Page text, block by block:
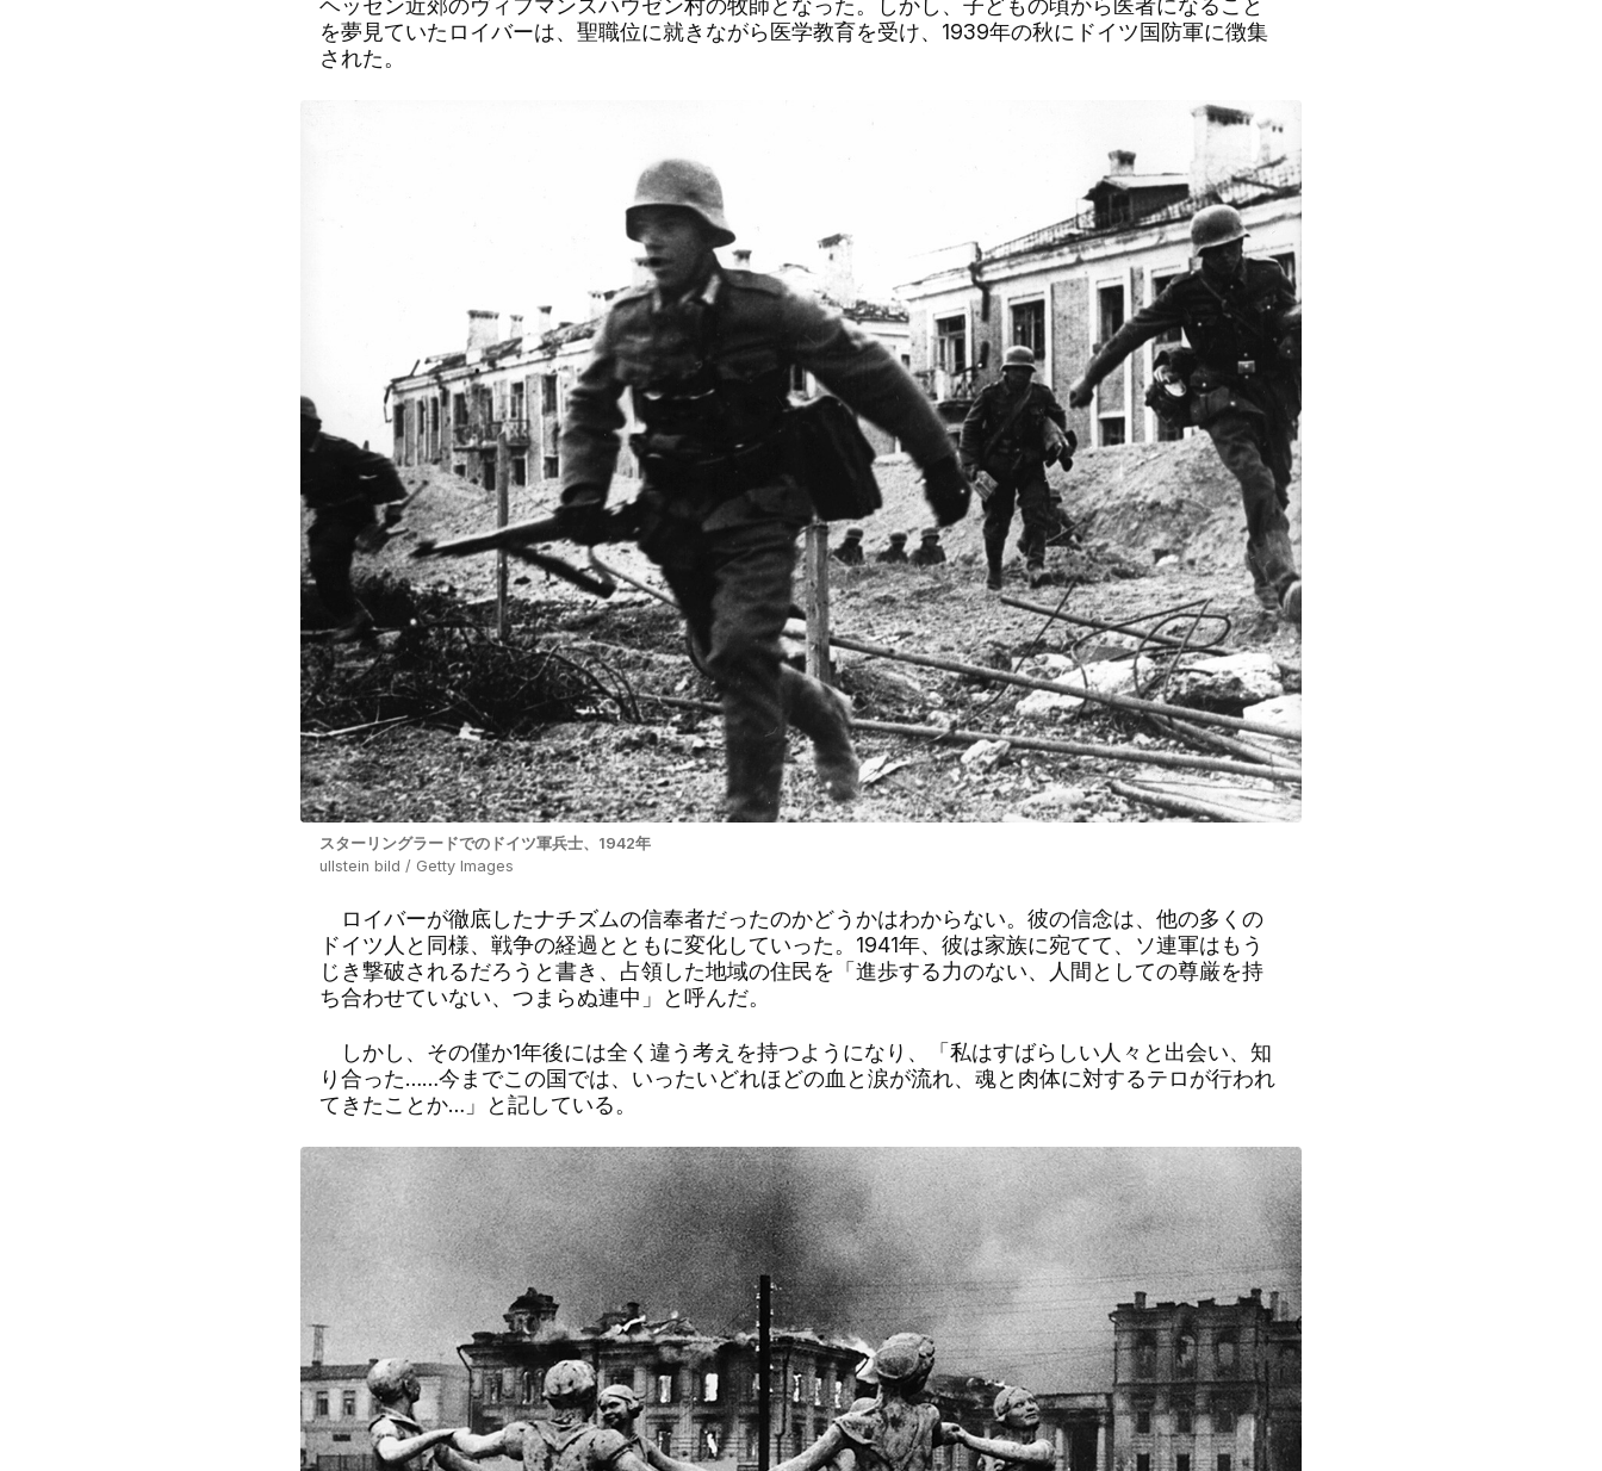
ヘッセン近郊のヴィフマンスハウゼン村の牧師となった。しかし、子どもの頃から医者になること
を夢見ていたロイバーは、聖職位に就きながら医学教育を受け、 1939年の秋にドイツ国防軍に徴集
された。
スターリングラードでのドイツ軍兵士、1942年
ullstein bild / Getty Images
ロイバーが徹底したナチズムの信奉者だったのかどうかはわからない。彼の信念は、他の多くの
ドイツ人と同様、戦争の経過とともに変化していった。 1941年、彼は家族に宛てて、ソ連軍はもう
じき撃破されるだろうと書き、占領した地域の住民を「進歩する力のない、人間としての尊厳を持
ち合わせていない、つまらぬ連中」と呼んだ。
しかし、その僅か1年後には全く違う考えを持つようになり、「私はすばらしい人々と出会い、知
り合った……今までこの国では、いったいどれほどの血と涙が流れ、魂と肉体に対するテロが行われ
てきたことか… 」と記している。